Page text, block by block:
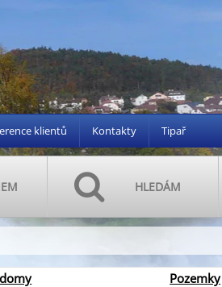
klientů Kontakty Tipař
HLEDÁM
Pozemky